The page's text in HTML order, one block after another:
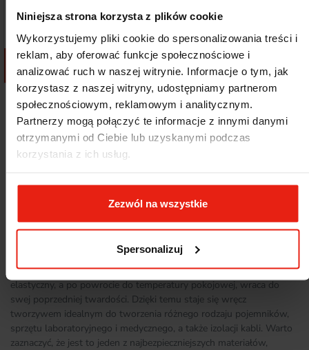
Niniejsza strona korzysta z plików cookie
Wykorzystujemy pliki cookie do spersonalizowania treści i
reklam, aby oferować funkcje społecznościowe i
analizować ruch w naszej witrynie. Informacje o tym, jak
korzystasz z naszej witryny, udostępniamy partnerom
społecznościowym, reklamowym i analitycznym.
Partnerzy mogą połączyć te informacje z innymi danymi
otrzymanymi od Ciebie lub uzyskanymi podczas
korzystania z ich usług.
Zezwól na wszystkie
Spersonalizuj
Dodaj do koszyka Dodaj do koszyka
Pokazano 1-12 z 121 pozycji
1 2 3 … 11 Następny

Jednym z najczęściej stosowanych tworzyw sztucznych jest
łatwość przetwarzania, dzięki czemu może z niego powstawać
wiele produktów, takich jak pojemniki.
Pojemniki polipropylenowe
zapachu, niepalnością oraz tym, że nie pochłania wody. Ponieważ
jest termoplastyczny, pod wpływem wysokiej temperatury staje się
elastyczny, a po powrocie do temperatury pokojowej, wraca do
swej poprzedniej twardości. Dzięki temu staje się wręcz
tworzywem idealnym do tworzenia różnego rodzaju pojemników,
sprzętu laboratoryjnego i medycznego, a także izolacji kabli. Warto
zaznaczyć, że jest to jeden z najbezpieczniejszych materiałów,